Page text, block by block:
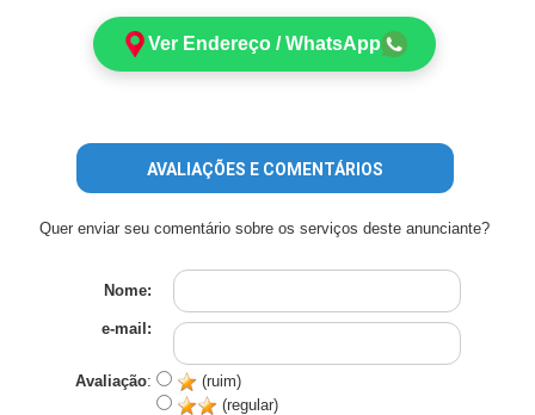
Ver Endereço / WhatsApp
AVALIAÇÕES E COMENTÁRIOS
Quer enviar seu comentário sobre os serviços deste anunciante?
Nome:
e-mail:
Avaliação:
(ruim)
(regular)